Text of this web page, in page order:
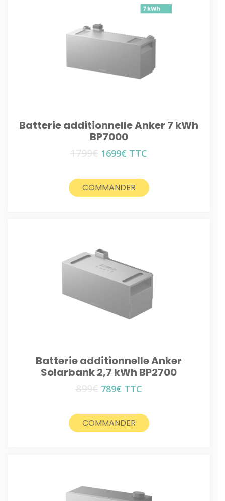
Batterie additionnelle Anker 7 kWh
BP7000
1799€ Le
était :
1799€.
1699€ Le
est :
1699€.
TTC
COMMANDER
Batterie additionnelle Anker
Solarbank 2,7 kWh BP2700
899€ Le
était :
899€.
789€Le
est :
789€.
TTC
COMMANDER